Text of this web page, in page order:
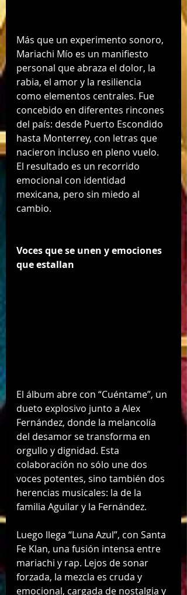
Más que un experimento sonoro,
Mariachi Mío es un manifiesto
personal que abraza el dolor, la
rabia, el amor y la resiliencia
como elementos centrales. Fue
concebido en diferentes rincones
del país: desde Puerto Escondido
hasta Monterrey, con letras que
nacieron incluso en pleno vuelo.
El resultado es un recorrido
emocional con identidad
mexicana, pero sin miedo al
cambio.
Voces que se unen y emociones
que estallan
El álbum abre con “Cuéntame”, un
dueto explosivo junto a Alex
Fernández, donde la melancolía
del desamor se transforma en
orgullo y dignidad. Esta
colaboración no sólo une dos
voces potentes, sino también dos
herencias musicales: la de la
familia Aguilar y la Fernández.
Luego llega “Luna Azul”, con Santa
Fe Klan, una fusión intensa entre
mariachi y rap. Lejos de sonar
forzada, la mezcla es cruda y
emocional, cargada de nostalgia y